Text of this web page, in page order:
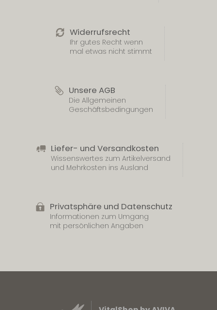
Widerrufsrecht
Ihr gutes Recht wenn
mal etwas nicht stimmt
Unsere AGB
Die Allgemeinen
Geschäftsbedingungen
Liefer- und Versandkosten
Wissenswertes zum Artikelversand
und Mehrkosten ins Ausland
Privatsphäre und Datenschutz
Informationen zum Umgang
mit persönlichen Angaben